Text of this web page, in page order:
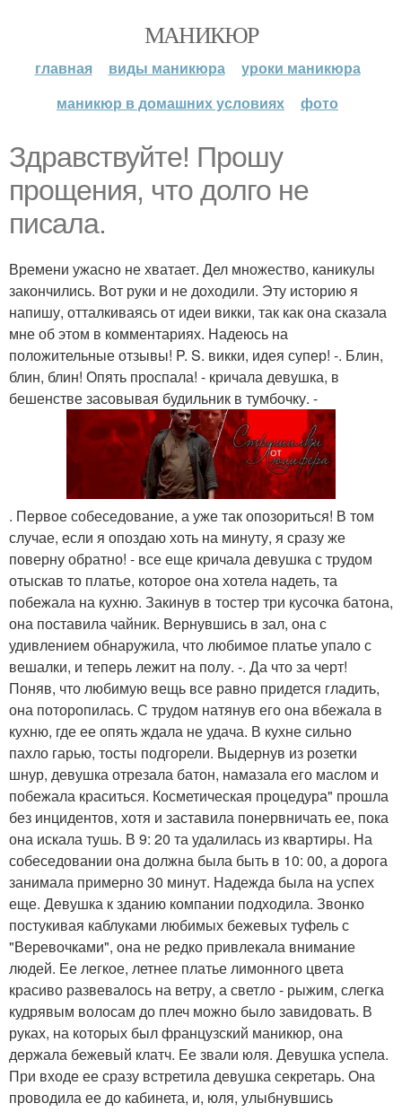
МАНИКЮР
главная виды маникюра
уроки маникюра
маникюр в домашних условиях
фото
Здравствуйте! Прошу
прощения, что долго не
писала.
Времени ужасно не хватает. Дел множество, каникулы
закончились. Вот руки и не доходили. Эту историю я
напишу, отталкиваясь от идеи викки, так как она сказала
мне об этом в комментариях. Надеюсь на
положительные отзывы! P. S. викки, идея супер! -. Блин,
блин, блин! Опять проспала! - кричала девушка, в
бешенстве засовывая будильник в тумбочку. -
. Первое собеседование, а уже так опозориться! В том
случае, если я опоздаю хоть на минуту, я сразу же
поверну обратно! - все еще кричала девушка с трудом
отыскав то платье, которое она хотела надеть, та
побежала на кухню. Закинув в тостер три кусочка батона,
она поставила чайник. Вернувшись в зал, она с
удивлением обнаружила, что любимое платье упало с
вешалки, и теперь лежит на полу. -. Да что за черт!
Поняв, что любимую вещь все равно придется гладить,
она поторопилась. С трудом натянув его она вбежала в
кухню, где ее опять ждала не удача. В кухне сильно
пахло гарью, тосты подгорели. Выдернув из розетки
шнур, девушка отрезала батон, намазала его маслом и
побежала краситься. Косметическая процедура" прошла
без инцидентов, хотя и заставила понервничать ее, пока
она искала тушь. В 9: 20 та удалилась из квартиры. На
собеседовании она должна была быть в 10: 00, а дорога
занимала примерно 30 минут. Надежда была на успех
еще. Девушка к зданию компании подходила. Звонко
постукивая каблуками любимых бежевых туфель с
"Веревочками", она не редко привлекала внимание
людей. Ее легкое, летнее платье лимонного цвета
красиво развевалось на ветру, а светло - рыжим, слегка
кудрявым волосам до плеч можно было завидовать. В
руках, на которых был французский маникюр, она
держала бежевый клатч. Ее звали юля. Девушка успела.
При входе ее сразу встретила девушка секретарь. Она
проводила ее до кабинета, и, юля, улыбнувшись